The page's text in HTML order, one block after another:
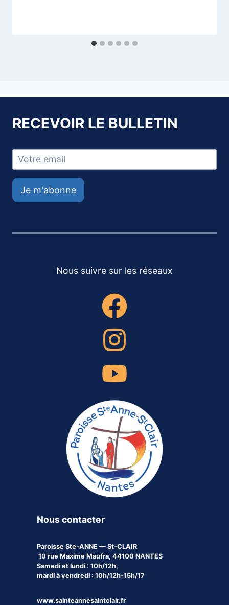
RECEVOIR LE BULLETIN
Je m'abonne
Nous suivre sur les réseaux
Nous contacter
Paroisse Ste-ANNE — St-CLAIR
10 rue Maxime Maufra, 44100 NANTES
Samedi et lundi : 10h/12h,
mardi à vendredi : 10h/12h-15h/17
www.sainteannesaintclair.fr